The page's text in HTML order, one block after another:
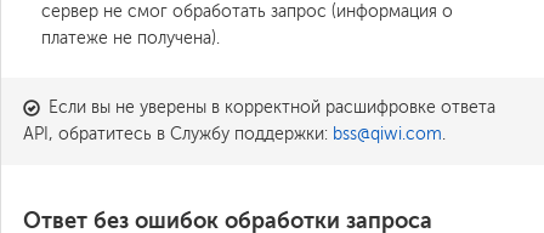
сервер не смог обработать запрос (информация о
платеже не получена).
Если вы не уверены в корректной расшифровке ответа
API, обратитесь в Службу поддержки: bss@qiwi.com
Ответ без ошибок обработки запроса